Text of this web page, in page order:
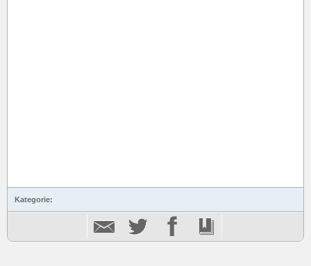
Kategorie: